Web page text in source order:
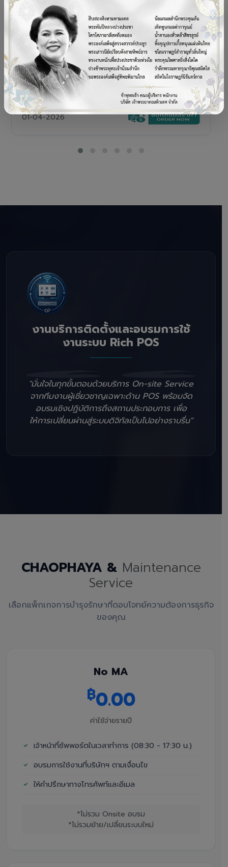
POS TERMINAL
SENOR V+5s
เครื่อง POS All-in-One Touch Screen ดีไซน์พรีเมียม
01-04-2026
งานบริการติดตั้งและอบรมการใช้
งานระบบ Rich POS
"มั่นใจในทุกขั้นตอนด้วยบริการ On-site Service
จากทีมงานผู้เชี่ยวชาญเฉพาะด้าน POS พร้อมจัด
อบรมเชิงปฏิบัติการถึงสถานประกอบการ เพื่อ
ให้การเปลี่ยนผ่านสู่ระบบดิจิทัลเป็นไปอย่างราบรื่น"
CHAOPHAYA & Maintenance
Service
เลือกแพ็กเกจการบำรุงรักษาที่ตอบโจทย์ความต้องการธุรกิจ
ของคุณ
No MA
฿0.00
ค่าใช้จ่ายรายปี
เจ้าหน้าที่ซัพพอร์ตในเวลาทำการ (08:30 - 17:30 น.)
อบรมการใช้งานที่บริษัทฯ ตามเงื่อนไข
ให้คำปรึกษาทางโทรศัพท์และอีเมล
*ไม่รวม Onsite อบรม
*ไม่รวมย้าย/เปลี่ยนระบบใหม่